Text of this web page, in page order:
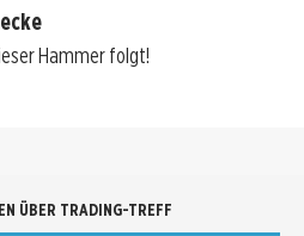
Hammer folgt!
ÜBER TRADING-TREFF